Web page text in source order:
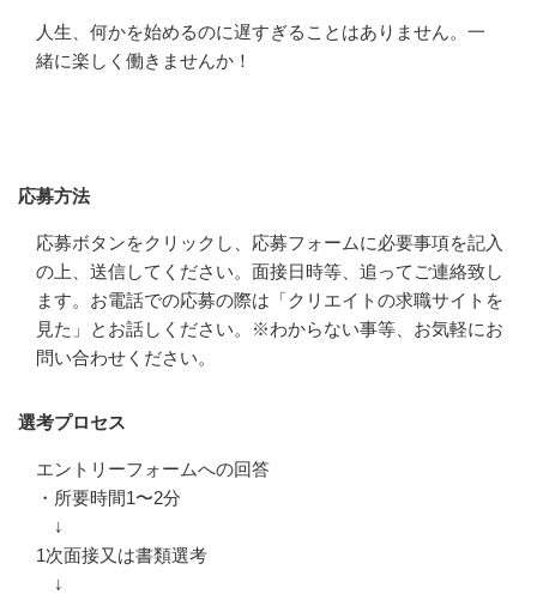
人生、何かを始めるのに遅すぎることはありません。一
緒に楽しく働きませんか！
応募方法
応募ボタンをクリックし、応募フォームに必要事項を記入
の上、送信してください。面接日時等、追ってご連絡致し
ます。お電話での応募の際は「クリエイトの求職サイトを
見た」とお話しください。※わからない事等、お気軽にお
問い合わせください。
選考プロセス
エントリーフォームへの回答
・所要時間1〜2分
↓
1次面接又は書類選考
↓